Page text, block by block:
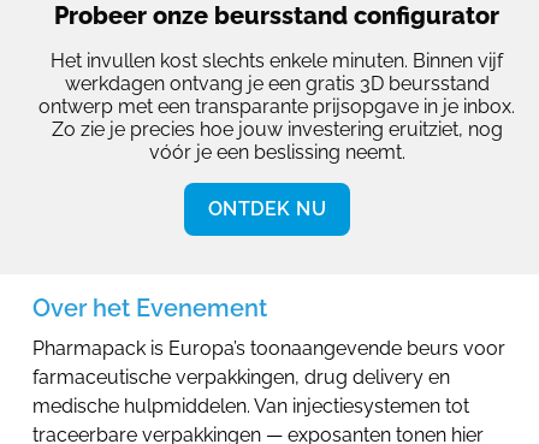
Probeer onze beursstand configurator
Het invullen kost slechts enkele minuten. Binnen vijf
werkdagen ontvang je een gratis 3D beursstand
ontwerp met een transparante prijsopgave in je inbox.
Zo zie je precies hoe jouw investering eruitziet, nog
vóór je een beslissing neemt.
ONTDEK NU
Over het Evenement
Pharmapack is Europa’s toonaangevende beurs voor
farmaceutische verpakkingen, drug delivery en
medische hulpmiddelen. Van injectiesystemen tot
traceerbare verpakkingen — exposanten tonen hier